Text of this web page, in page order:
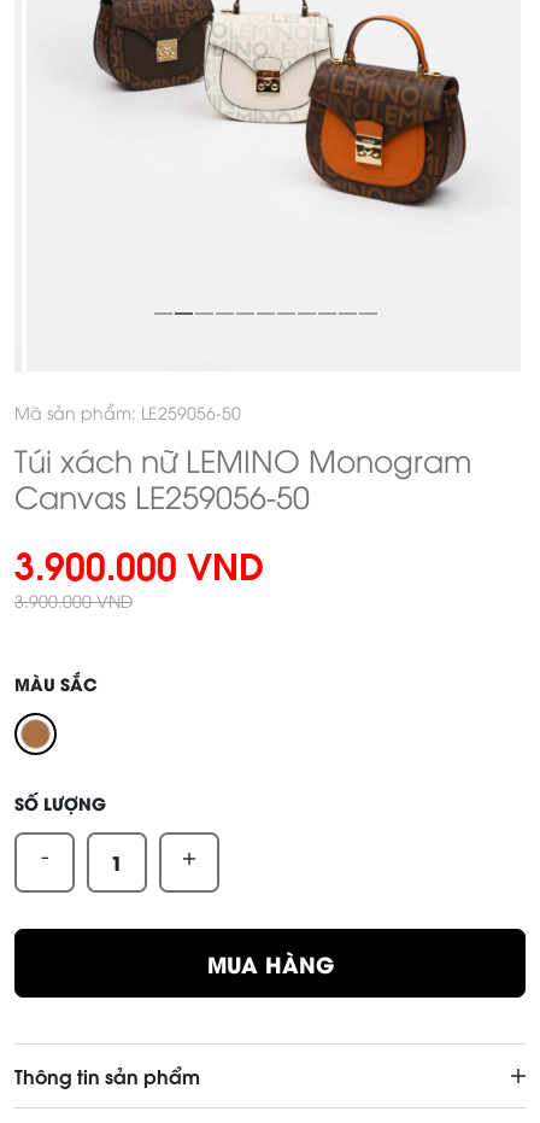
Mã sản phẩm: LE259056-50
Túi xách nữ LEMINO Monogram
Canvas LE259056-50
3.900.000 VND
3.900.000 VND
MÀU SẮC
SỐ LƯỢNG
- +
MUA HÀNG
Thông tin sản phẩm